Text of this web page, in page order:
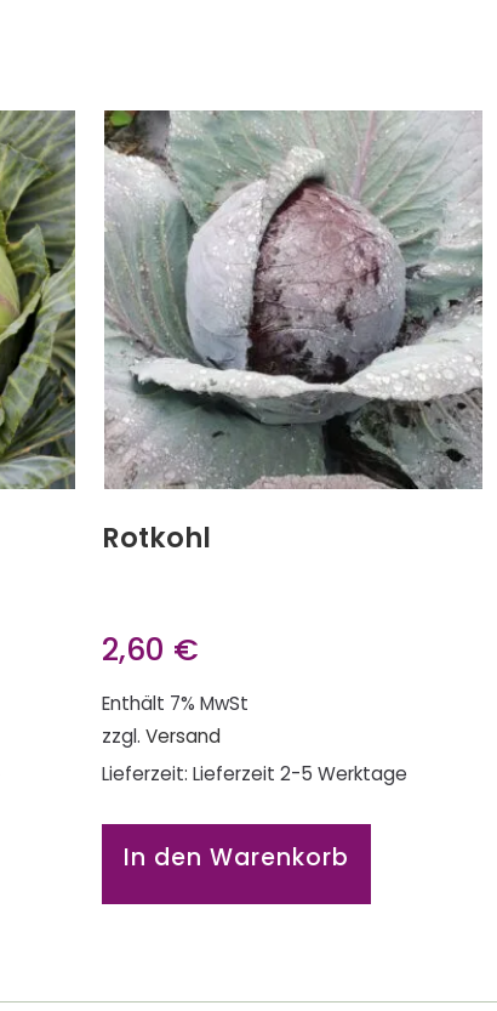
Rotkohl
2,60 €
Enthält 7% MwSt
zzgl. Versand
Lieferzeit: Lieferzeit 2-5 Werktage
In den Warenkorb